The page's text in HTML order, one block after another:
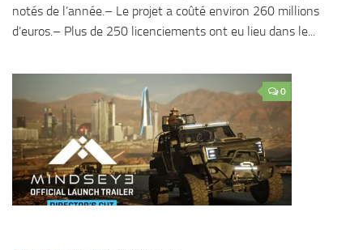
notés de l’année.– Le projet a coûté environ 260 millions
d’euros.– Plus de 250 licenciements ont eu lieu dans le...
0